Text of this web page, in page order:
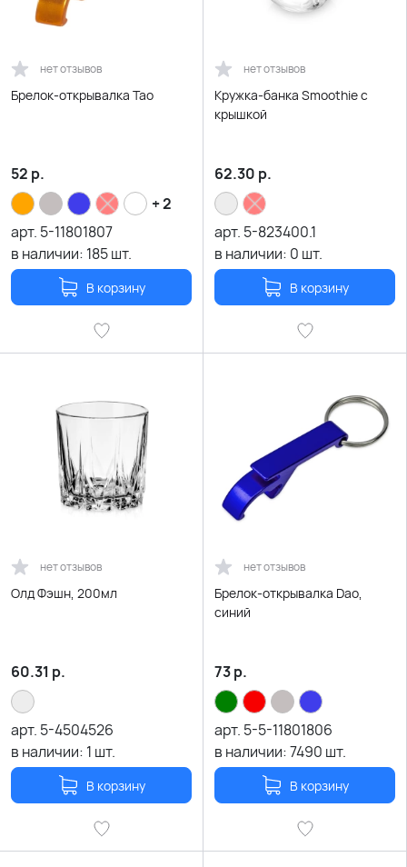
нет отзывов
Брелок-открывалка Tao
52 р.
+ 2
арт. 5-11801807
в наличии: 185шт.
В корзину
нет отзывов
Кружка-банка Smoothie с
крышкой
62.30 р.
арт. 5-823400.1
в наличии: 0 шт.
В корзину
нет отзывов
Олд Фэшн, 200мл
60.31 р.
арт. 5-4504526
в наличии: 1 шт.
В корзину
нет отзывов
Брелок-открывалка Dao,
синий
73р.
арт. 5-5-11801806
в наличии:7490 шт.
В корзину